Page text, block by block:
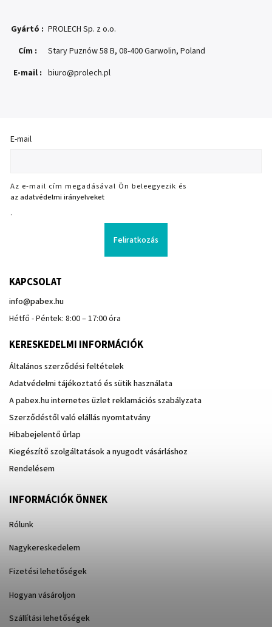
Gyártó : PROLECH Sp. z o.o.
Cím :
Stary Puznów 58 B, 08-400 Garwolin, Poland
E-mail : biuro@prolech.pl
E-mail
Az e-mail cím megadásával Ön beleegyezik és
az adatvédelmi irányelveket
.
Feliratkozás
KAPCSOLAT
info@pabex.hu
Hétfő - Péntek: 8:00 – 17:00 óra
KERESKEDELMI INFORMÁCIÓK
Általános szerződési feltételek
Adatvédelmi tájékoztató és sütik használata
A pabex.hu internetes üzlet reklamációs szabályzata
Szerződéstől való elállás nyomtatvány
Hibabejelentő űrlap
Kiegészítő szolgáltatások a nyugodt vásárláshoz
Rendelésem
INFORMÁCIÓK ÖNNEK
Rólunk
Nagykereskedelem
Fizetési lehetőségek
Hogyan vásároljon
Szállítási lehetőségek